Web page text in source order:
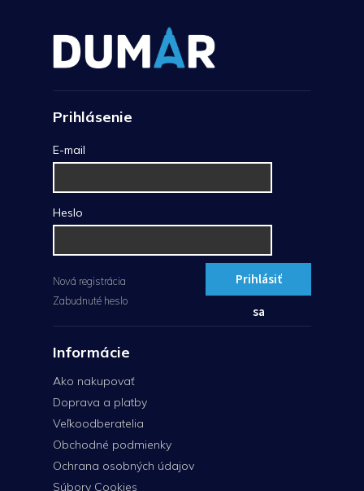
Prihlásenie
E-mail
Heslo
Prihlásiť
sa
Nová registrácia
Zabudnuté heslo
Informácie
Ako nakupovať
Doprava a platby
Veľkoodberatelia
Obchodné podmienky
Ochrana osobných údajov
Súbory Cookies